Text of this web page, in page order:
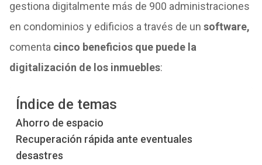
gestiona digitalmente más de 900 administraciones
en condominios y edificios a través de un software,
comenta cinco beneficios que puede la
digitalización de los inmuebles:
Índice de temas
Ahorro de espacio
Recuperación rápida ante eventuales
desastres